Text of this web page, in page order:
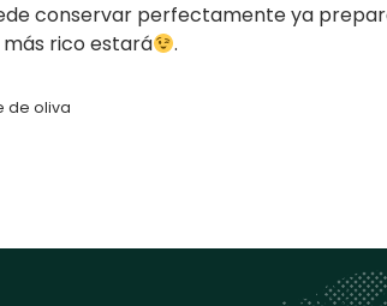
conservar perfectamente ya
rico estará
.
de oliva